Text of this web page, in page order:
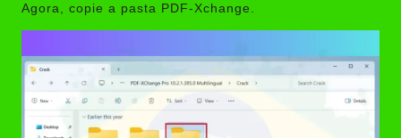
Agora, copie a pasta PDF-Xchange.